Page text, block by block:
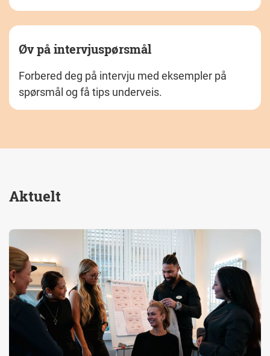
Øv på intervjuspørsmål
Forbered deg på intervju med eksempler på
spørsmål og få tips underveis.
Aktuelt